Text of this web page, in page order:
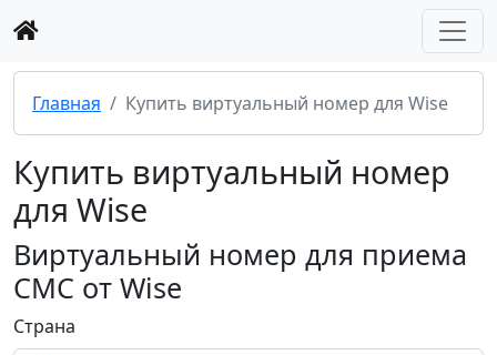
Главная Купить виртуальный номер для Wise
Купить виртуальный номер
для Wise
Виртуальный номер для приема
СМС от Wise
Страна